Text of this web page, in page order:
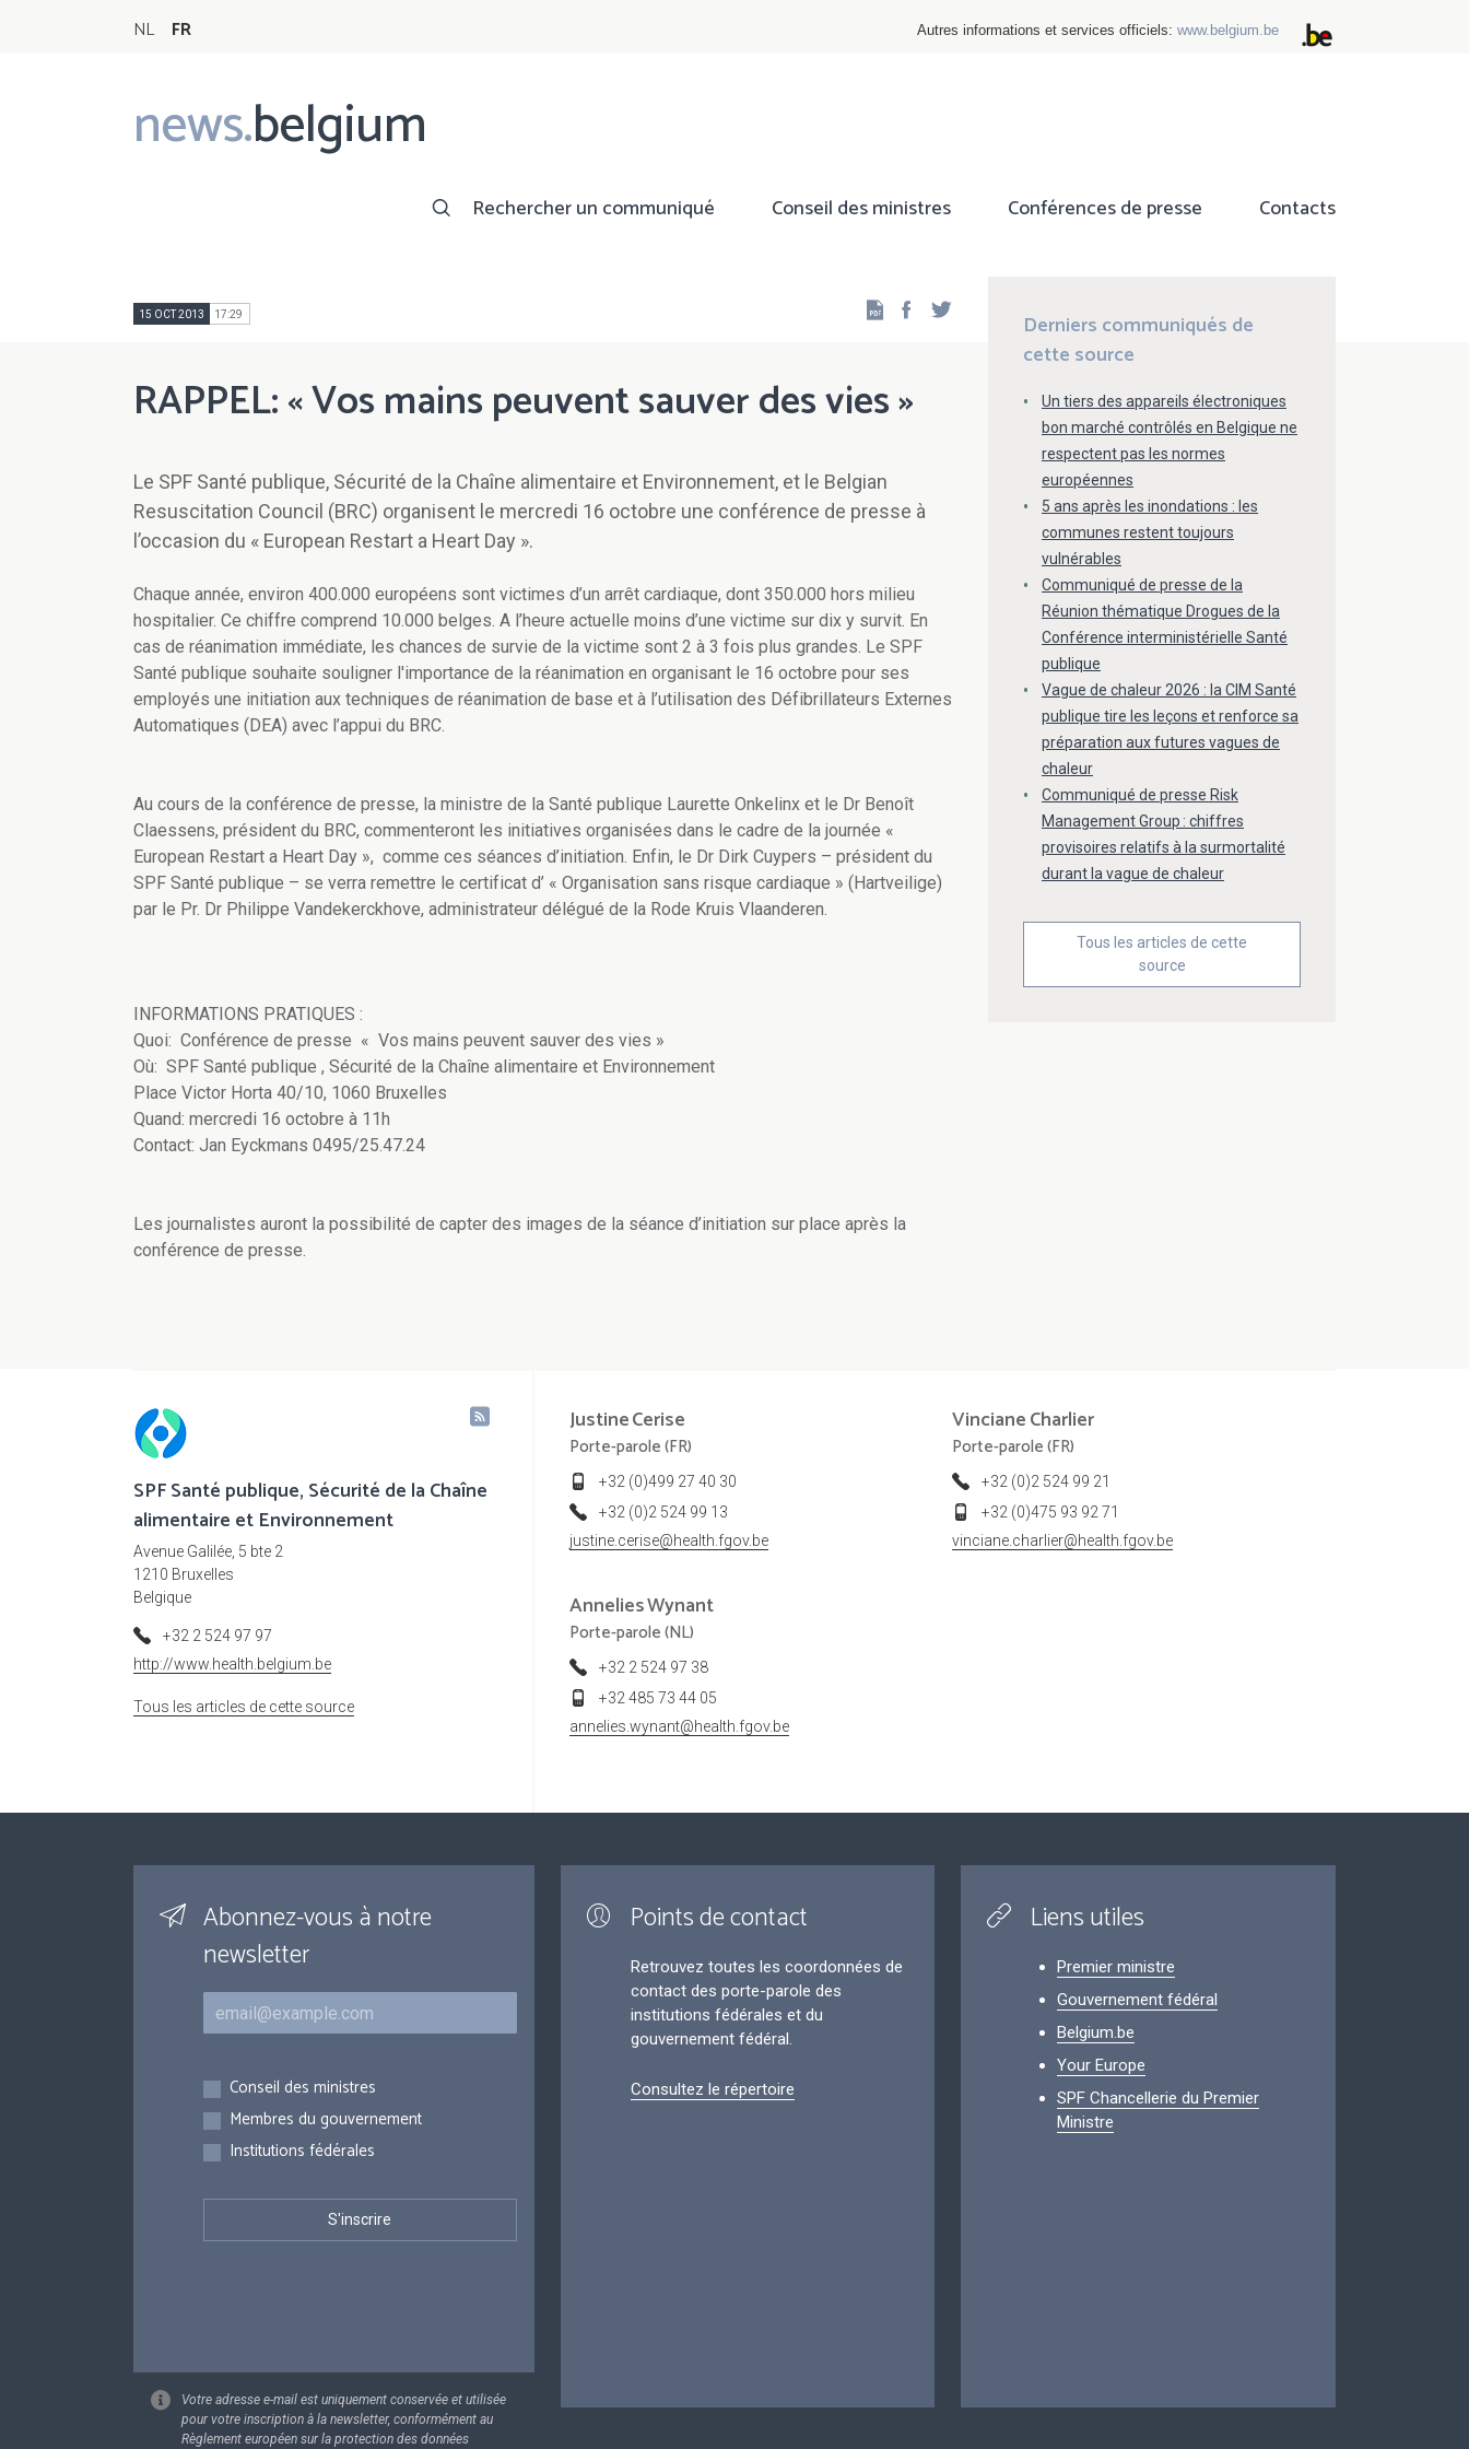
NL FR Autres informations et services officiels: www.belgium.be
news.belgium
Main
navigation
Rechercher un communiqué Conseil des ministres Conférences de presse Contacts
15 OCT 2013 17:29 Facebook
RAPPEL: « Vos mains peuvent sauver des vies »
Le SPF Santé publique, Sécurité de la Chaîne alimentaire et Environnement, et le Belgian
Resuscitation Council (BRC) organisent le mercredi 16 octobre une conférence de presse à
l’occasion du « European Restart a Heart Day ».
Chaque année, environ 400.000 européens sont victimes d’un arrêt cardiaque, dont 350.000 hors milieu
hospitalier. Ce chiffre comprend 10.000 belges. A l’heure actuelle moins d’une victime sur dix y survit. En
cas de réanimation immédiate, les chances de survie de la victime sont 2 à 3 fois plus grandes. Le SPF
Santé publique souhaite souligner l'importance de la réanimation en organisant le 16 octobre pour ses
employés une initiation aux techniques de réanimation de base et à l’utilisation des Défibrillateurs Externes
Automatiques (DEA) avec l’appui du BRC.
Au cours de la conférence de presse, la ministre de la Santé publique Laurette Onkelinx et le Dr Benoît
Claessens, président du BRC, commenteront les initiatives organisées dans le cadre de la journée «
European Restart a Heart Day », comme ces séances d’initiation. Enfin, le Dr Dirk Cuypers – président du
SPF Santé publique – se verra remettre le certificat d’ « Organisation sans risque cardiaque » (Hartveilige)
par le Pr. Dr Philippe Vandekerckhove, administrateur délégué de la Rode Kruis Vlaanderen.
INFORMATIONS PRATIQUES :
Quoi: Conférence de presse « Vos mains peuvent sauver des vies »
Où: SPF Santé publique , Sécurité de la Chaîne alimentaire et Environnement
Place Victor Horta 40/10, 1060 Bruxelles
Quand: mercredi 16 octobre à 11h
Contact: Jan Eyckmans 0495/25.47.24
Les journalistes auront la possibilité de capter des images de la séance d’initiation sur place après la
conférence de presse.
Derniers communiqués de
cette source
Un tiers des appareils électroniques
bon marché contrôlés en Belgique ne
respectent pas les normes
européennes
5 ans après les inondations : les
communes restent toujours
vulnérables
Communiqué de presse de la
Réunion thématique Drogues de la
Conférence interministérielle Santé
publique
Vague de chaleur 2026 : la CIM Santé
publique tire les leçons et renforce sa
préparation aux futures vagues de
chaleur
Communiqué de presse Risk
Management Group : chiffres
provisoires relatifs à la surmortalité
durant la vague de chaleur
Tous les articles de cette
source
SPF Santé publique, Sécurité de la Chaîne
alimentaire et Environnement
Avenue Galilée, 5 bte 2
1210 Bruxelles
Belgique
+32 2 524 97 97
http://www.health.belgium.be
Tous les articles de cette source
JustineCerise
Porte-parole (FR)
+32 (0)499 27 40 30
+32 (0)2 524 99 13
justine.cerise@health.fgov.be
VincianeCharlier
Porte-parole (FR)
+32 (0)2 524 99 21
+32 (0)475 93 92 71
vinciane.charlier@health.fgov.be
AnneliesWynant
Porte-parole (NL)
+32 2 524 97 38
+32 485 73 44 05
annelies.wynant@health.fgov.be
Abonnez-vous à notre
newsletter
Courriel
Inscriptions
Conseil des ministres
Membres du gouvernement
Institutions fédérales
Votre adresse e-mail est uniquement conservée et utilisée
pour votre inscription à la newsletter, conformément au
Règlement européen sur la protection des données
Points de contact
Retrouvez toutes les coordonnées de
contact des porte-parole des
institutions fédérales et du
gouvernement fédéral.
Consultez le répertoire
Liens utiles
Premier ministre
Gouvernement fédéral
Belgium.be
Your Europe
SPF Chancellerie du Premier
Ministre